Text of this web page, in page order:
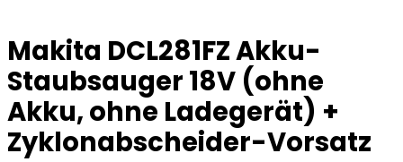
Makita DCL281FZ Akku-
Staubsauger 18V (ohne
Akku, ohne Ladegerät) +
Zyklonabscheider-Vorsatz